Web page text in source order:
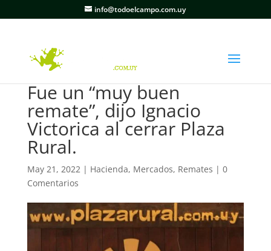
info@todoelcampo.com.uy
Fue un “muy buen
remate”, dijo Ignacio
Victorica al cerrar Plaza
Rural.
May 21, 2022| Hacienda, Mercados, Remates | 0
Comentarios